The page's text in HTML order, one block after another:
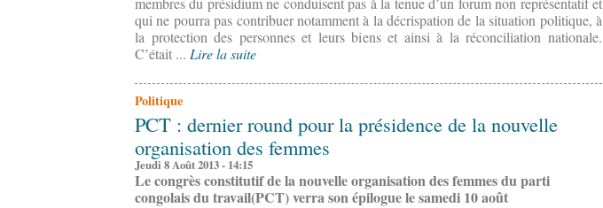
qui ne pourra pas contribuer notamment à la décrispation de la situation politique, à
la protection des personnes et leurs biens et ainsi à la réconciliation nationale.
C’était ... Lire la suite
Politique
PCT : dernier round pour la présidence de la nouvelle
organisation des femmes
Jeudi 8 Août 2013 - 14:15
Le congrès constitutif de la nouvelle organisation des femmes du parti
congolais du travail(PCT) verra son épilogue le samedi 10 août